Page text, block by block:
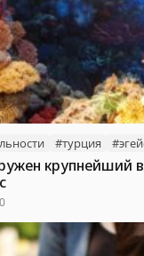
#турция
крупнейший